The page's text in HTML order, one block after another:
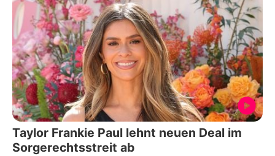
Taylor Frankie Paul lehnt neuen Deal im
Sorgerechtsstreit ab